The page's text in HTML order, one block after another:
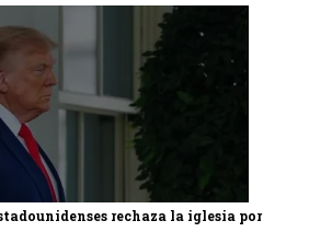
rechaza la iglesia por